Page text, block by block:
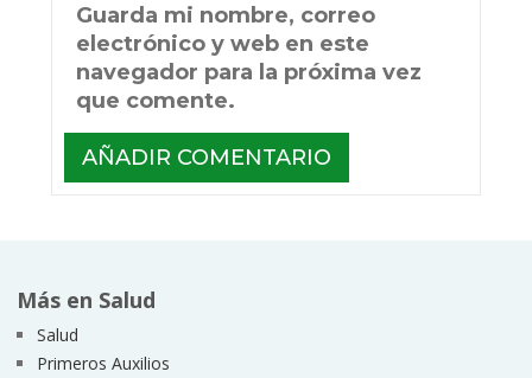
Guarda mi nombre, correo
electrónico y web en este
navegador para la próxima vez
que comente.
Más en Salud
Salud
Primeros Auxilios